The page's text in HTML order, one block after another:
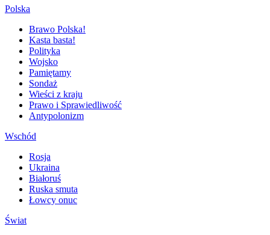
Polska
Brawo Polska!
Kasta basta!
Polityka
Wojsko
Pamiętamy
Sondaż
Wieści z kraju
Prawo i Sprawiedliwość
Antypolonizm
Wschód
Rosja
Ukraina
Białoruś
Ruska smuta
Łowcy onuc
Świat